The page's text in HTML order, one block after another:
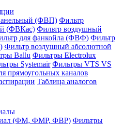
(ФВП) Фильтр
(ФВКас) Фильтр воздушный
для фанкойла (ФВФ) Фильтр
Фильтр воздушный абсолютной
Ballu Фильтры Electrolux
Systemair Фильтры VTS VS
прямоугольных каналов
Таблица аналогов
(ФМ, ФМР, ФВР) Фильтры